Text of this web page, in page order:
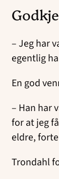
– Jeg har
egentlig
En god
– Han har
for at jeg
eldre,
Trondahl